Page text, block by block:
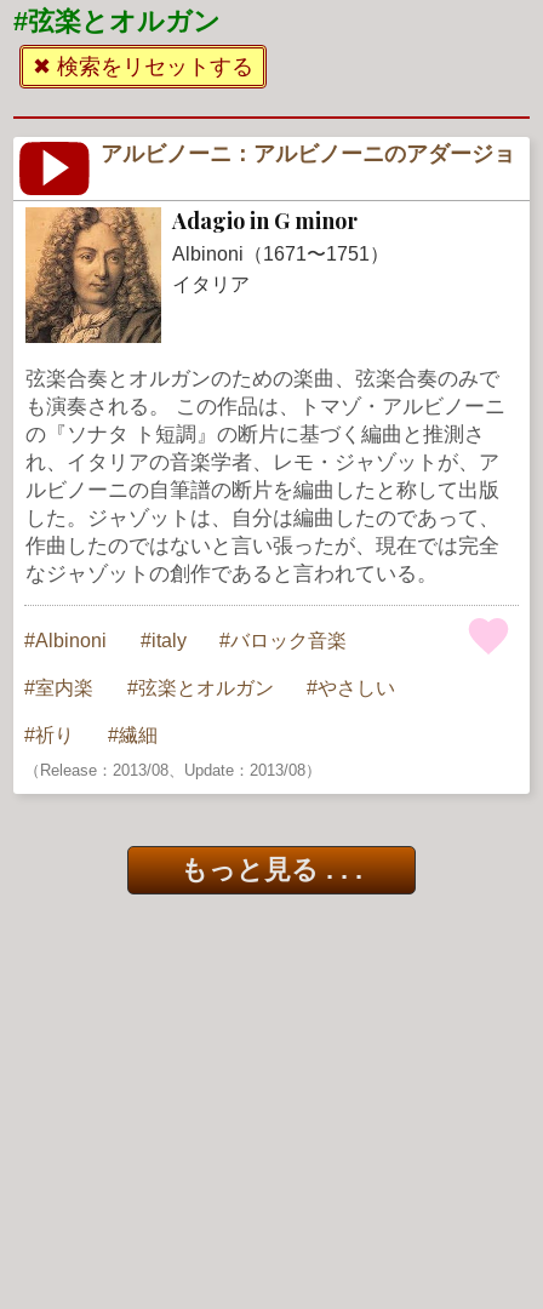
#弦楽とオルガン
✖ 検索をリセットする
アルビノーニ：アルビノーニのアダージョ
Adagio in G minor
Albinoni（1671〜1751）
イタリア
弦楽合奏とオルガンのための楽曲、弦楽合奏のみで
も演奏される。 この作品は、トマゾ・アルビノーニ
の『ソナタ ト短調』の断片に基づく編曲と推測さ
れ、イタリアの音楽学者、レモ・ジャゾットが、ア
ルビノーニの自筆譜の断片を編曲したと称して出版
した。ジャゾットは、自分は編曲したのであって、
作曲したのではないと言い張ったが、現在では完全
なジャゾットの創作であると言われている。
Albinoni italy バロック音楽
室内楽 弦楽とオルガン やさしい
祈り 繊細
（Release：2013/08、Update：2013/08）
もっと見る . . .